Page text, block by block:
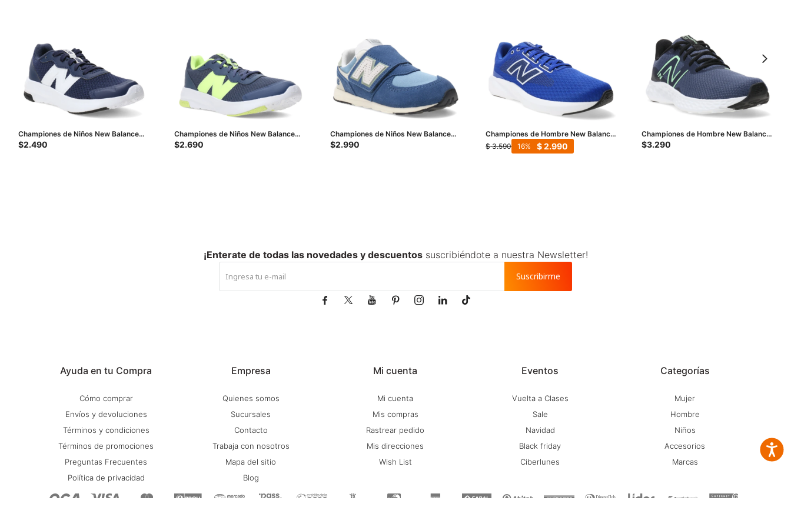
Championes de Niños New Balance
578 - Azul - Blanco
$2.490
Championes de Niños New Balance
578 - Azul - Amarillo Fluo
$2.690
Championes de Niños New Balance
574 Infantil - Azul - Celeste
$2.990
Championes de Hombre New Balance
CRES - Azul - Blanco
$ 3.590 $2.990
16
Championes de Hombre New Balance
Running Course 411 V3 - Azul - Negro
$3.290
Ayuda en tu Compra
Cómo comprar
Envíos y devoluciones
Términos y condiciones
Términos de promociones
Preguntas Frecuentes
Política de privacidad
Empresa
Quienes somos
Sucursales
Contacto
Trabaja con nosotros
Mapa del sitio
Blog
Mi cuenta
Mi cuenta
Mis compras
Rastrear pedido
Mis direcciones
Wish List
Eventos
Vuelta a Clases
Sale
Navidad
Black friday
Ciberlunes
Categorías
Mujer
Hombre
Niños
Accesorios
Marcas
¡Enterate de todas las novedades y descuentossuscribiéndote a nuestra Newsletter!
Suscribirme
      